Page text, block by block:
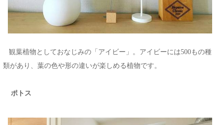
観葉植物としておなじみの「アイビー」。アイビーには500もの種
類があり、葉の色や形の違いが楽しめる植物です。
ポトス